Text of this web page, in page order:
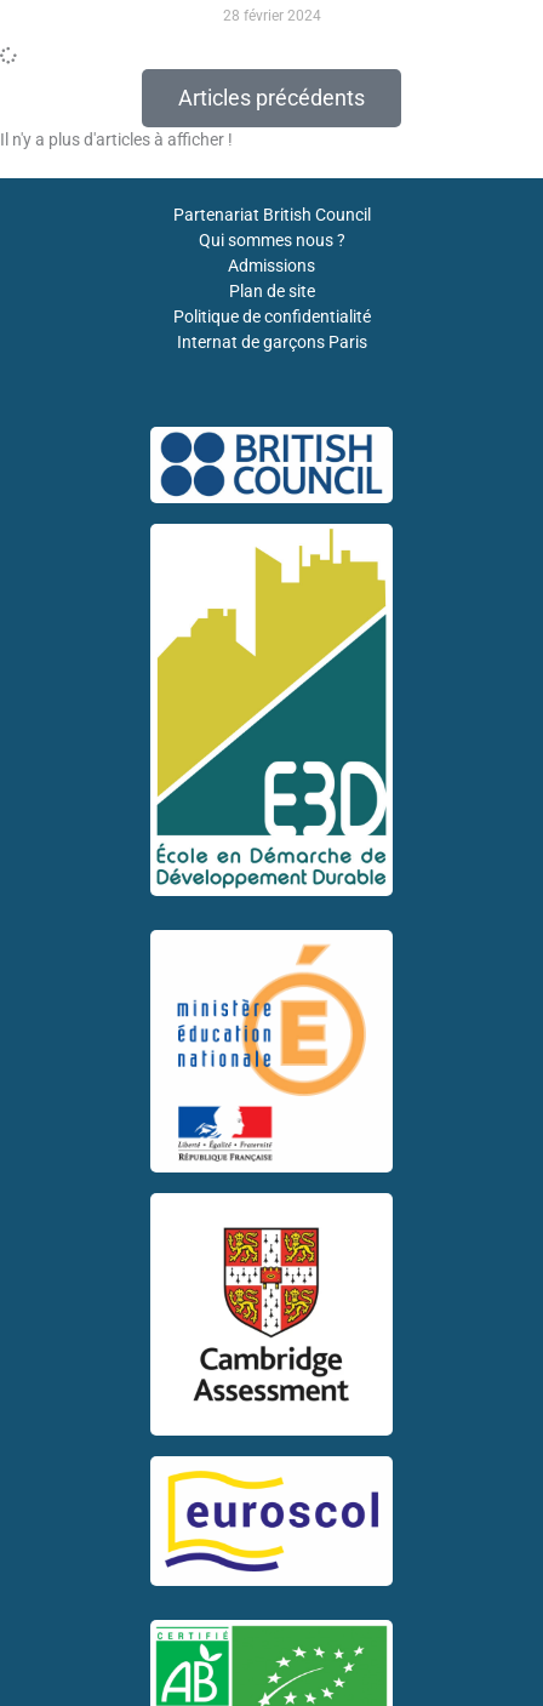
28 février 2024
Articles précédents
Il n'y a plus d'articles à afficher !
Partenariat British Council
Qui sommes nous ?
Admissions
Plan de site
Politique de confidentialité
Internat de garçons Paris